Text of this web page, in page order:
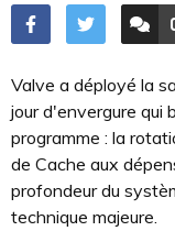
Valve a déployé la
jour d'envergure qui
programme : la
de Cache aux
profondeur du
technique majeure.